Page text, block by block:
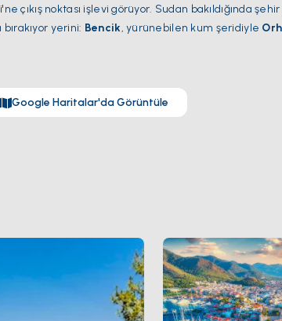
çıkış noktası işlevi görüyor. Sudan bakıldığında
yerini: Bencik, yürünebilen kum şeridiyle
adası
Google Haritalar'da Görüntüle